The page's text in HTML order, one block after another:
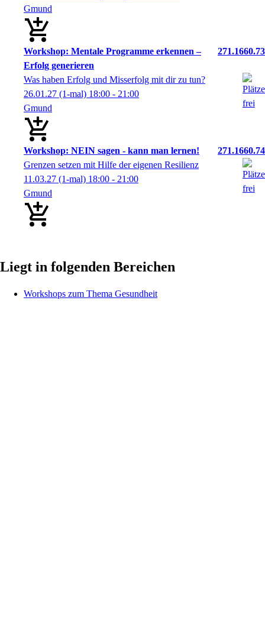
Gmund
Workshop: Mentale Programme erkennen –
Erfolg generieren
271.1660.73
Was haben Erfolg und Misserfolg mit dir zu tun?
26.01.27 (1-mal) 18:00 - 21:00
Gmund
Workshop: NEIN sagen - kann man lernen!
271.1660.74
Grenzen setzen mit Hilfe der eigenen Resilienz
11.03.27 (1-mal) 18:00 - 21:00
Gmund
Liegt in folgenden Bereichen
Workshops zum Thema Gesundheit